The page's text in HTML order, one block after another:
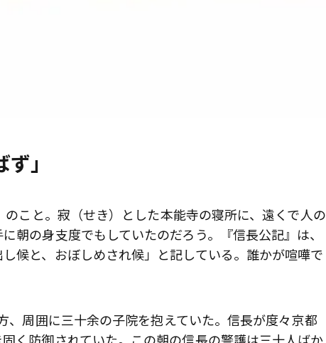
」
こと。寂（せき）とした本能寺の寝所に、遠くで人の
朝の身支度でもしていたのだろう。『信長公記』は、
候と、おぼしめされ候」と記している。誰かが喧嘩で
、周囲に三十余の子院を抱えていた。信長が度々京都